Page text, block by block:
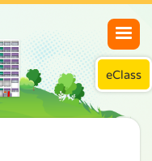
eClass